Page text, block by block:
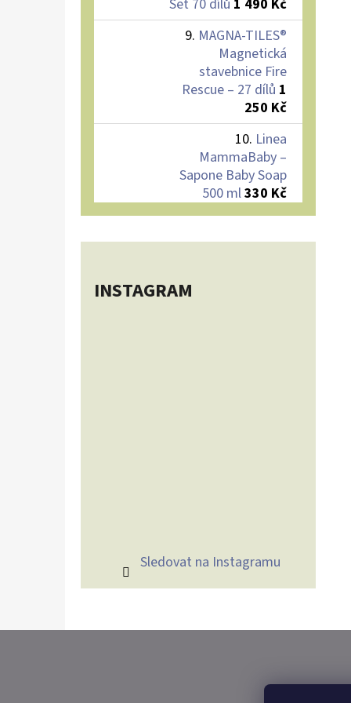
Set 70 dílů 1 490 Kč
MAGNA-TILES®
Magnetická
stavebnice Fire
Rescue – 27 dílů 1
250 Kč
Linea
MammaBaby –
Sapone Baby Soap
500 ml330 Kč
INSTAGRAM
Sledovat na Instagramu